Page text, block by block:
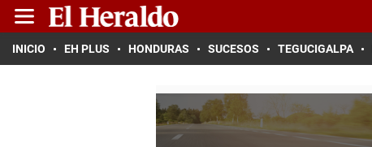
INICIO EH PLUS HONDURAS SUCESOS TEGUCIGALPA